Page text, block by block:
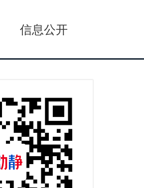
信息公开